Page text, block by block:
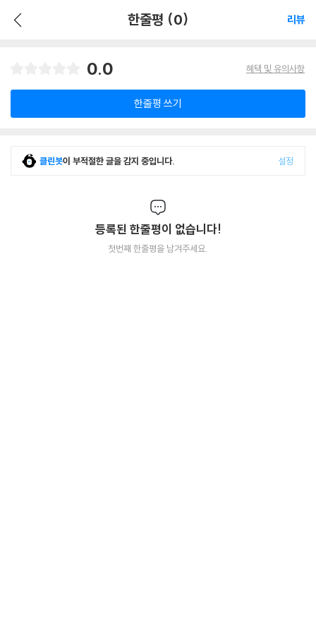
한줄평 (0) 리뷰
0.0 혜택 및 유의사항
한줄평 쓰기
클린봇이 부적절한 글을 감지 중입니다. 설정
등록된 한줄평이 없습니다!
첫번째 한줄평을 남겨주세요.